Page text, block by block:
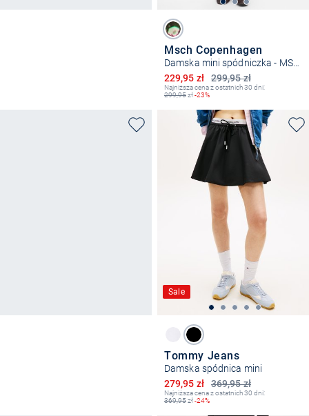
Msch Copenhagen
Damska mini spódniczka - MSCHKaylen Oceanna
299,95 zł
Obniżona cena
229,95 zł
Najniższa cena z ostatnich 30 dni:
299,95zł-23%
Sale
Tommy Jeans
Damska spódnica mini
369,95 zł
Obniżona cena
279,95 zł
Najniższa cena z ostatnich 30 dni:
369,95zł-24%